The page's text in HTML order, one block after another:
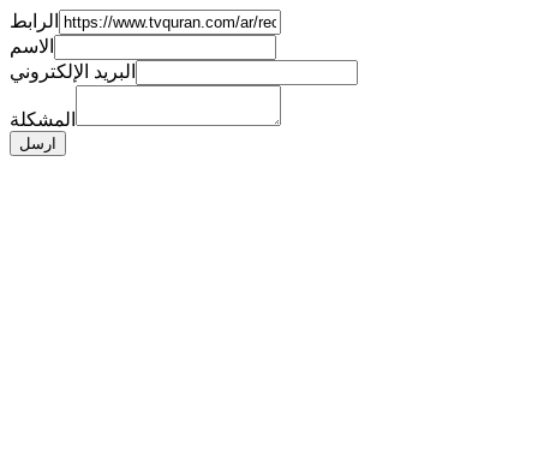
الرابط
الاسم
البريد الإلكتروني
المشكلة
ارسل